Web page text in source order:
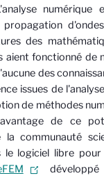
numérique
propagation
des
aient fonctionné de
des
issues de
de méthodes
de ce
la communauté
le logiciel libre